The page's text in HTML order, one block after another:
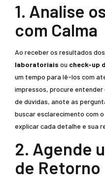
1. Analise
com Calma
Ao receber os resultados
laboratoriais ou check-up
um tempo para lê-los com
impressos, procure entender
de dúvidas, anote as
buscar esclarecimento com
explicar cada detalhe e sua
2. Agende
de Retorno